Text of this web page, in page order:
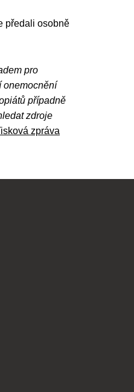
předali osobně
pro
onemocnění
případně
zdroje
zpráva